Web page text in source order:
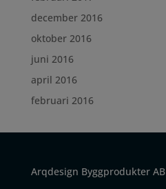
december 2016
oktober 2016
juni 2016
april 2016
februari 2016
Arqdesign Byggprodukter AB